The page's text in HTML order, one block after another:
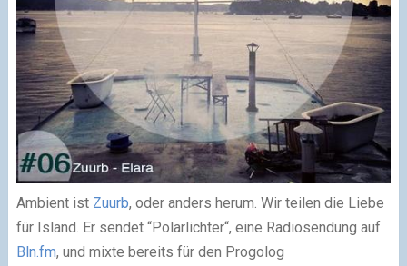
Ambient ist Zuurb, oder anders herum. Wir teilen die Liebe
für Island. Er sendet “Polarlichter“, eine Radiosendung auf
Bln.fm, und mixte bereits für den Progolog